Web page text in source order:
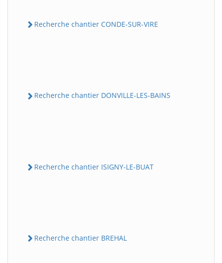
Recherche chantier CONDE-SUR-VIRE
Recherche chantier DONVILLE-LES-BAINS
Recherche chantier ISIGNY-LE-BUAT
Recherche chantier BREHAL